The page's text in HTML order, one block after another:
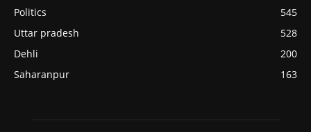
Politics
545
Uttar pradesh
528
Dehli
200
Saharanpur
163